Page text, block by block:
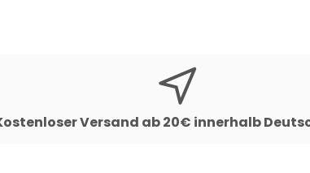
Versand ab 20€ innerhalb